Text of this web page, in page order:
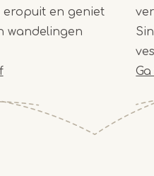
eropuit en geniet
wandelingen